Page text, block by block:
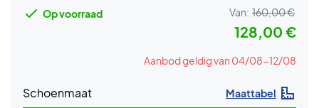
Op voorraad Van: 160,00 €
128,00 €
Aanbod geldig van 04/08-12/08
Schoenmaat Maattabel